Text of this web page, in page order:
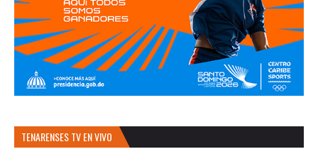
TENARENSES TV EN VIVO